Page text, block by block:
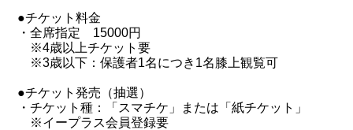
●チケット料金
・全席指定 15000円
※4歳以上チケット要
※3歳以下：保護者1名につき1名膝上観覧可
●チケット発売（抽選）
・チケット種：「スマチケ」または「紙チケット」
※イープラス会員登録要